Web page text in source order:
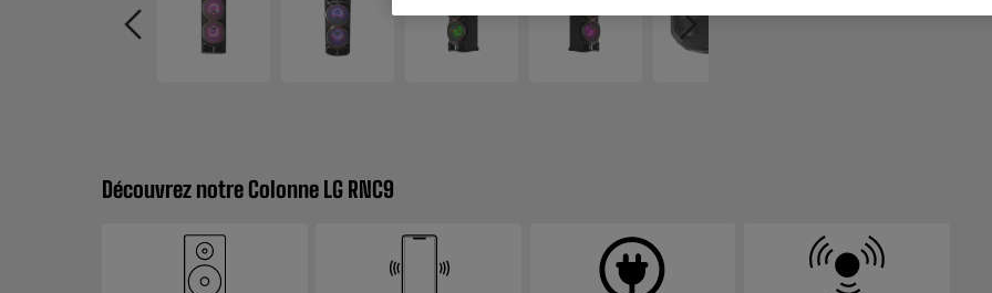
Découvrez notre Colonne LG RNC9